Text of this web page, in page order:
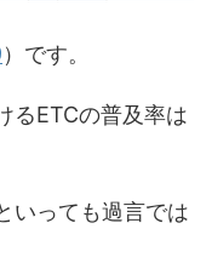
）です。
るETCの普及率は
いっても過言では